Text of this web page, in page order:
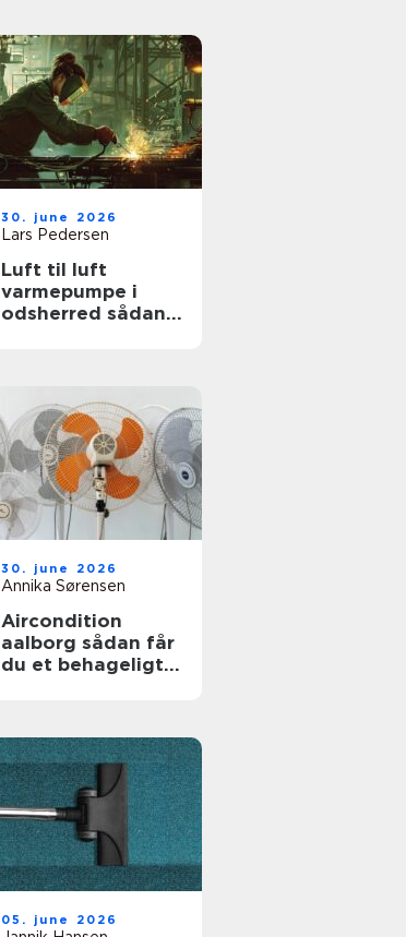
30. june 2026
Lars Pedersen
Luft til luft
varmepumpe i
odsherred sådan
30. june 2026
Annika Sørensen
Aircondition
aalborg sådan får
du et behageligt
05. june 2026